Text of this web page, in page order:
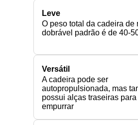
Leve
O peso total da cadeira de
dobrável padrão é de 40-
Versátil
A cadeira pode ser
autopropulsionada, mas
possui alças traseiras para
empurrar